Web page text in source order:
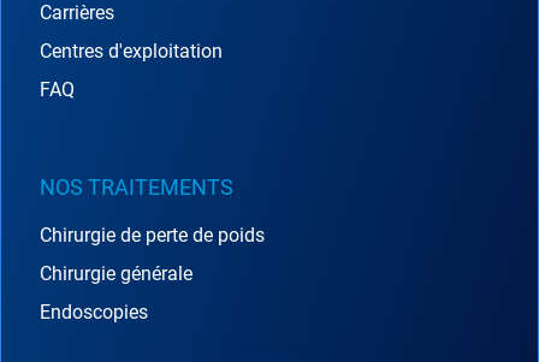
Carrières
Centres d'exploitation
FAQ
NOS TRAITEMENTS
Chirurgie de perte de poids
Chirurgie générale
Endoscopies